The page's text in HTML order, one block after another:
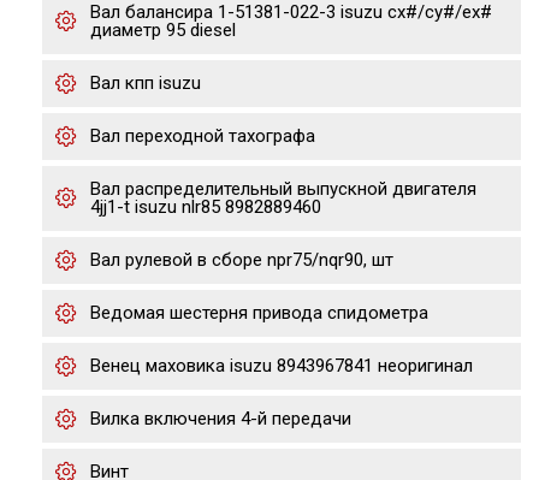
Вал балансира 1-51381-022-3 isuzu cx#/cy#/ex#
диаметр 95 diesel
Вал кпп isuzu
Вал переходной тахографа
Вал распределительный выпускной двигателя
4jj1-t isuzu nlr85 8982889460
Вал рулевой в сборе npr75/nqr90, шт
Ведомая шестерня привода спидометра
Венец маховика isuzu 8943967841 неоригинал
Вилка включения 4-й передачи
Винт